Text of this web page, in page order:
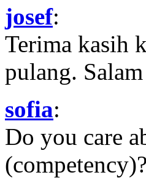
josef:
Terima kasih
pulang. Salam
sofia:
Do you care